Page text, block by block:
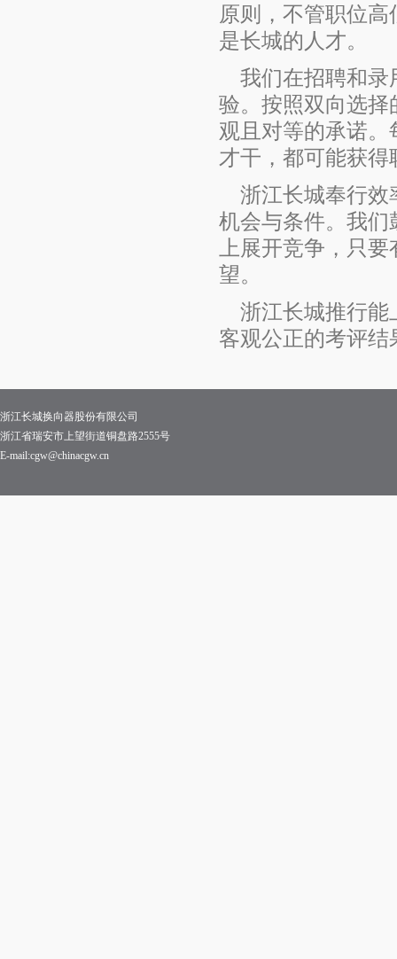
原则，不管职位
是长城的人才。
我们在招聘和录
验。按照双向选择
观且对等的承诺
才干，都可能获
浙江长城奉行效
机会与条件。我们
上展开竞争，只
望。
浙江长城推行能
客观公正的考评
浙江长城换向器股份有限公司
浙江省瑞安市上望街道铜盘路2555号
E-mail:cgw@chinacgw.cn